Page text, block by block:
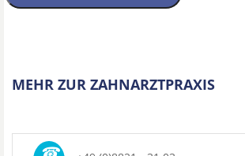
MEHR ZUR ZAHNARZTPRAXIS